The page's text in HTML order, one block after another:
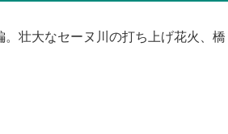
壮大なセーヌ川の打ち上げ花火、橋